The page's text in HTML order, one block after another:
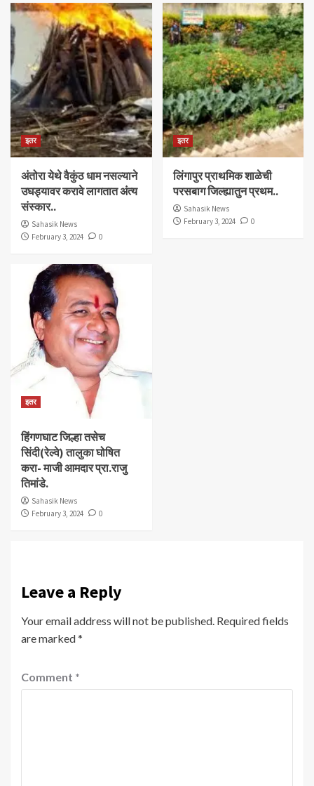
इतर
अंतोरा येथे वैकुंठ धाम नसल्याने
उघड्यावर करावे लागतात अंत्य
संस्कार..
Sahasik News
February 3, 2024
0
इतर
लिंगापुर प्राथमिक शाळेची
परसबाग जिल्ह्यातुन प्रथम..
Sahasik News
February 3, 2024
0
इतर
हिंगणघाट जिल्हा तसेच
सिंदी(रेल्वे) तालुका घोषित
करा- माजी आमदार प्रा.राजु
तिमांडे.
Sahasik News
February 3, 2024
0
Leave a Reply
Your email address will not be published. Required fields
are marked*
Comment *